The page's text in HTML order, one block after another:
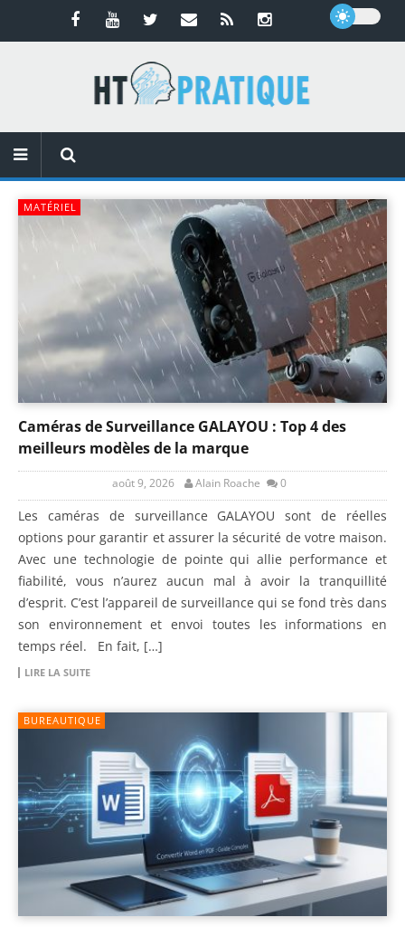
MATÉRIEL
Caméras de Surveillance GALAYOU : Top 4 des
meilleurs modèles de la marque
août 9, 2026 Alain Roache 0
Les caméras de surveillance GALAYOU sont de réelles
options pour garantir et assurer la sécurité de votre maison.
Avec une technologie de pointe qui allie performance et
fiabilité, vous n’aurez aucun mal à avoir la tranquillité
d’esprit. C’est l’appareil de surveillance qui se fond très dans
son environnement et envoi toutes les informations en
temps réel. En fait, […]
LIRE LA SUITE
BUREAUTIQUE